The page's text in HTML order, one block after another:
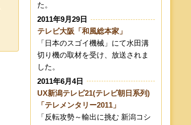
た。
2011年9月29日
テレビ大阪「和風総本家」
「日本のスゴイ機械」にて水田溝
切り機の取材を受け、放送されま
した。
2011年6月4日
UX新潟テレビ21(テレビ朝日系列)
「テレメンタリー2011」
「反転攻勢～輸出に挑む 新潟コシ